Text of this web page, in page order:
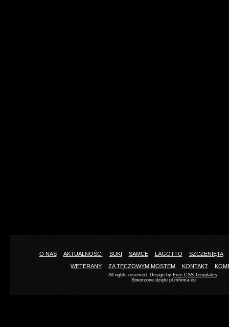
O NAS AKTUALNOŚCI SUKI SAMCE LAGOTTO
SZCZENIĘTA
WETERANY
ZA TĘCZOWYM MOSTEM KONTAKT
All rights reserved. Design by Free CSS Templates.
Stworzone dzięki pl.mfirma.eu